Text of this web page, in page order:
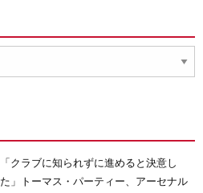
「クラブに知られずに進めると決意し
た」トーマス・パーティー、アーセナル